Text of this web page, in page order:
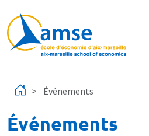
Événements
Événements